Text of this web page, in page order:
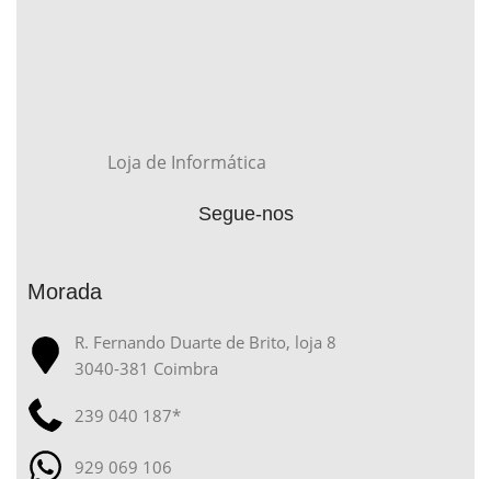
Loja de Informática
Segue-nos
Morada
R. Fernando Duarte de Brito, loja 8
3040-381 Coimbra
239 040 187*
929 069 106